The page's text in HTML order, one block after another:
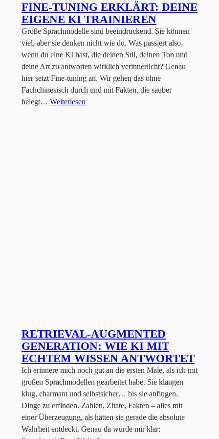
FINE-TUNING ERKLÄRT: DEINE
EIGENE KI TRAINIEREN
Große Sprachmodelle sind beeindruckend. Sie können
viel, aber sie denken nicht wie du. Was passiert also,
wenn du eine KI hast, die deinen Stil, deinen Ton und
deine Art zu antworten wirklich verinnerlicht? Genau
hier setzt Fine-tuning an. Wir gehen das ohne
Fachchinesisch durch und mit Fakten, die sauber
belegt… Weiterlesen
RETRIEVAL-AUGMENTED
GENERATION: WIE KI MIT
ECHTEM WISSEN ANTWORTET
Ich erinnere mich noch gut an die ersten Male, als ich mit
großen Sprachmodellen gearbeitet habe. Sie klangen
klug, charmant und selbstsicher… bis sie anfingen,
Dinge zu erfinden. Zahlen, Zitate, Fakten – alles mit
einer Überzeugung, als hätten sie gerade die absolute
Wahrheit entdeckt. Genau da wurde mir klar: